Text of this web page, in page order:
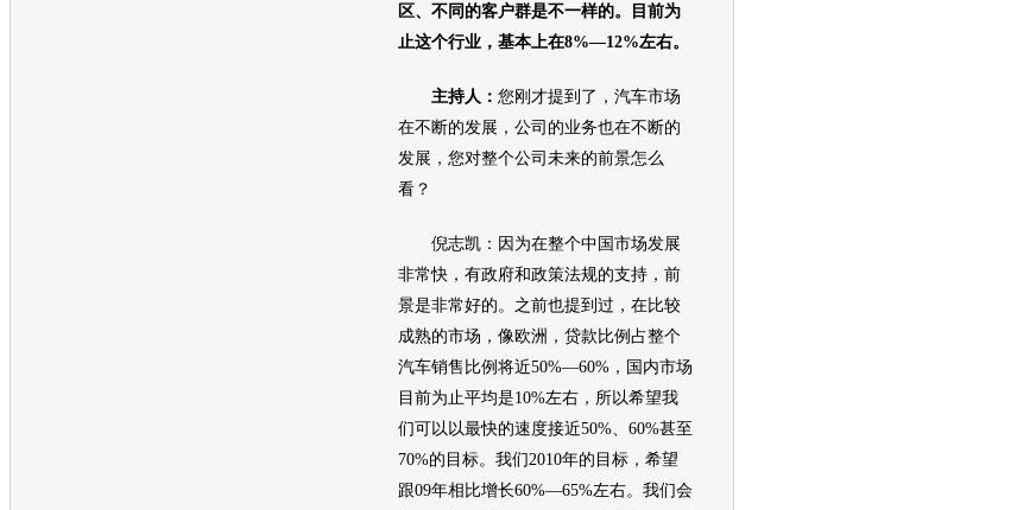
区、不同的客户群是不一样的。目前为
止这个行业，基本上在8%—12%左右。
主持人： 您刚才提到了，汽车市场
在不断的发展，公司的业务也在不断的
发展，您对整个公司未来的前景怎么
看？
倪志凯：因为在整个中国市场发展
非常快，有政府和政策法规的支持，前
景是非常好的。之前也提到过，在比较
成熟的市场，像欧洲，贷款比例占整个
汽车销售比例将近50%—60%，国内市场
目前为止平均是10%左右，所以希望我
们可以以最快的速度接近50%、60%甚至
70%的目标。我们2010年的目标，希望
跟09年相比增长60%—65%左右。我们会